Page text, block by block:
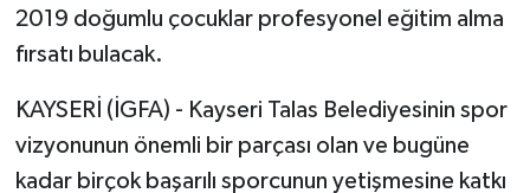
2019 doğumlu çocuklar profesyonel eğitim alma
fırsatı bulacak.
KAYSERİ (İGFA) - Kayseri Talas Belediyesinin spor
vizyonunun önemli bir parçası olan ve bugüne
kadar birçok başarılı sporcunun yetişmesine katkı